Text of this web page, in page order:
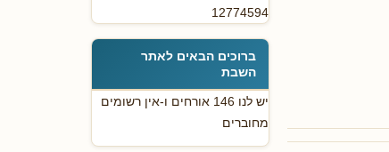
12774594
ברוכים הבאים לאתר
השבת
יש לנו 146 אורחים ו-אין רשומים
מחוברים